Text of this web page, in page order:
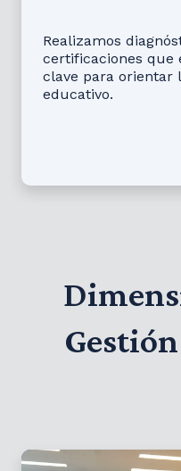
Realizamos
certificaciones que
clave para orientar
educativo.